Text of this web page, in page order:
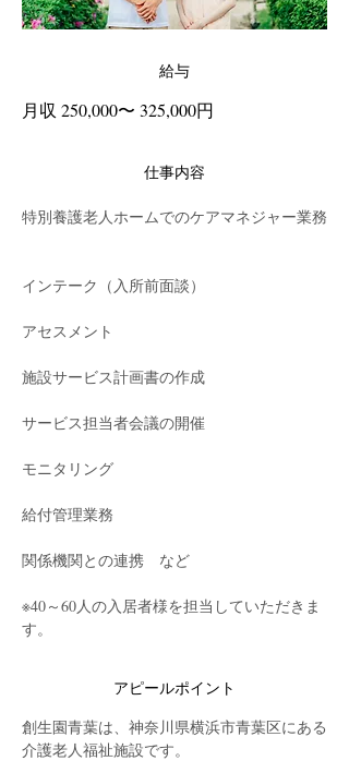
給与
月収 250,000〜 325,000円
仕事内容
特別養護老人ホームでのケアマネジャー業務
インテーク（入所前面談）
アセスメント
施設サービス計画書の作成
サービス担当者会議の開催
モニタリング
給付管理業務
関係機関との連携　など
※40～60人の入居者様を担当していただきま
す。
アピールポイント
創生園青葉は、神奈川県横浜市青葉区にある
介護老人福祉施設です。